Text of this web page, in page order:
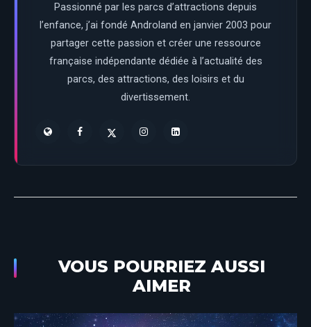
Passionné par les parcs d’attractions depuis
l’enfance, j’ai fondé Androland en janvier 2003 pour
partager cette passion et créer une ressource
française indépendante dédiée à l’actualité des
parcs, des attractions, des loisirs et du
divertissement.
VOUS POURRIEZ AUSSI
AIMER